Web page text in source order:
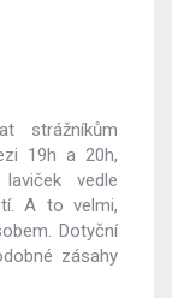
strážníkům
19h a 20h,
vedle
A to velmi,
Dotyční
zásahy